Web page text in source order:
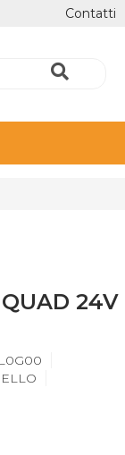
Contatti
24V